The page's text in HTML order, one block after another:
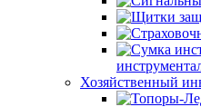
Хозяйственный